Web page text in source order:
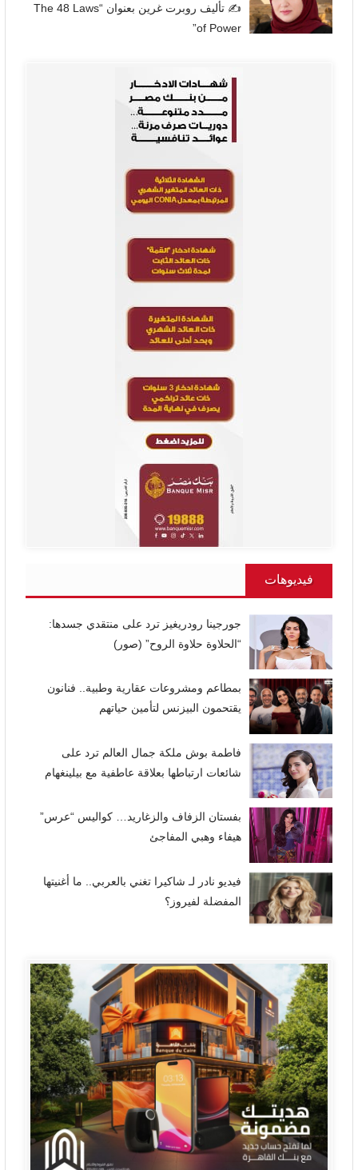
✍
تأليف روبرت غرين بعنوان “The 48 Laws
of Power”
فيديوهات
جورجينا رودريغيز ترد على منتقدي جسدها:
“الحلاوة حلاوة الروح” (صور)
بمطاعم ومشروعات عقارية وطبية.. فنانون
يقتحمون البيزنس لتأمين حياتهم
فاطمة بوش ملكة جمال العالم ترد على
شائعات ارتباطها بعلاقة عاطفية مع بيلينغهام
بفستان الزفاف والزغاريد… كواليس “عرس”
هيفاء وهبي المفاجئ
فيديو نادر لـ شاكيرا تغني بالعربي.. ما أغنيتها
المفضلة لفيروز؟